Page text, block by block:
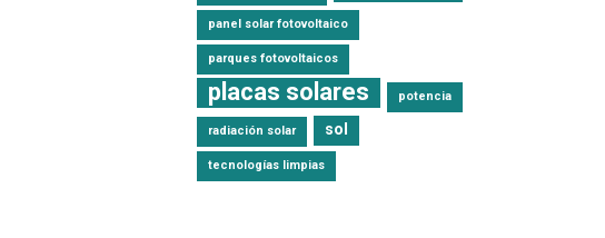
panel solar fotovoltaico
parques fotovoltaicos
placas solares potencia
radiación solar sol
tecnologías limpias